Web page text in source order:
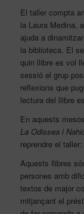
El taller compta
la Laura Medina,
ajuda a
la biblioteca. El
quin llibre es vol
sessió el grup
reflexions que
lectura del llibre
En aquests
La Odissea i
reprendre el taller:
Aquests llibres
persones amb
textos de major
mitjançant el